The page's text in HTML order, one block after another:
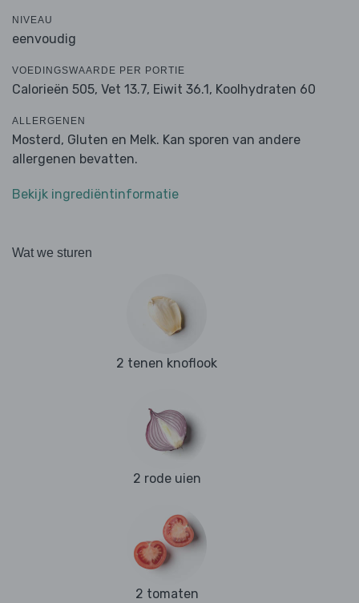
NIVEAU
eenvoudig
VOEDINGSWAARDE PER PORTIE
Calorieën 505, Vet 13.7, Eiwit 36.1, Koolhydraten 60
ALLERGENEN
Mosterd, Gluten en Melk. Kan sporen van andere
allergenen bevatten.
Bekijk ingrediëntinformatie
Wat we sturen
2 tenen knoflook
2 rode uien
2 tomaten